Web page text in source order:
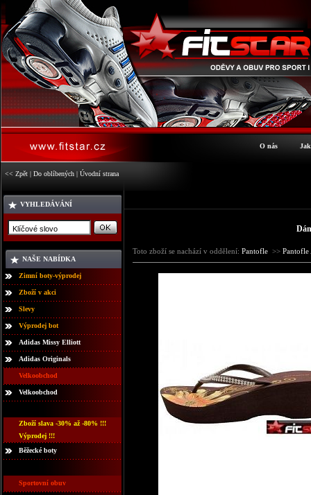
O nás
<< Zpět | Do oblíbených | Úvodní strana
VYHLEDÁVÁNÍ
NAŠE NABÍDKA
Zimní boty-výprodej
Zboží v akci
Slevy
Výprodej bot
Adidas Missy Elliott
Adidas Originals
Velkoobchod
Velkoobchod
Zboží slava -30% až -80% !!!
Výprodej !!!
Běžecké boty
Sportovní obuv
Toto zboží se nachází v oddělení: Pantofle >>